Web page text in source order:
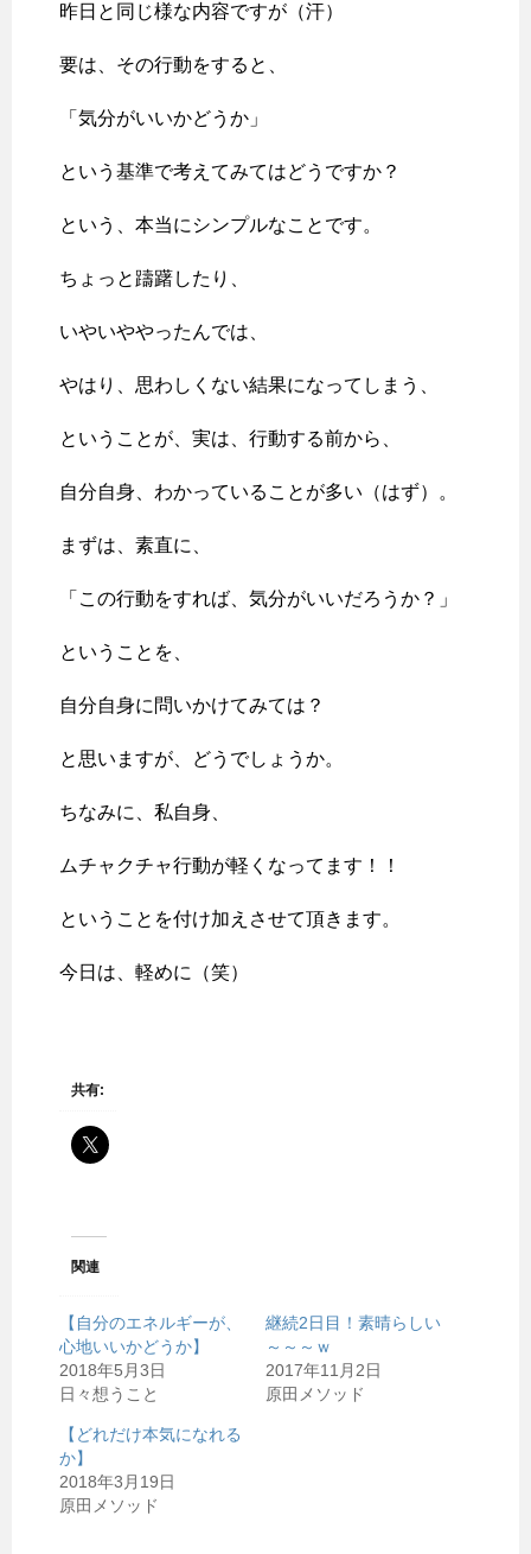
昨日と同じ様な内容ですが（汗）
要は、その行動をすると、
「気分がいいかどうか」
という基準で考えてみてはどうですか？
という、本当にシンプルなことです。
ちょっと躊躇したり、
いやいややったんでは、
やはり、思わしくない結果になってしまう、
ということが、実は、行動する前から、
自分自身、わかっていることが多い（はず）。
まずは、素直に、
「この行動をすれば、気分がいいだろうか？」
ということを、
自分自身に問いかけてみては？
と思いますが、どうでしょうか。
ちなみに、私自身、
ムチャクチャ行動が軽くなってます！！
ということを付け加えさせて頂きます。
今日は、軽めに（笑）
共有:
関連
【自分のエネルギーが、
心地いいかどうか】
2018年5月3日
日々想うこと
継続2日目！素晴らしい
～～～ｗ
2017年11月2日
原田メソッド
【どれだけ本気になれる
か】
2018年3月19日
原田メソッド